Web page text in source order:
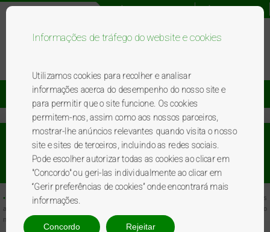
Informações de tráfego do website e cookies
Utilizamos cookies para recolher e analisar
informações acerca do desempenho do nosso site e
para permitir que o site funcione. Os cookies
permitem-nos, assim como aos nossos parceiros,
mostrar-lhe anúncios relevantes quando visita o nosso
site e sites de terceiros, incluindo as redes sociais.
Pode escolher autorizar todas as cookies ao clicar em
"Concordo" ou geri-las individualmente ao clicar em
“Gerir preferências de cookies” onde encontrará mais
informações.
Concordo Rejeitar
Acesso utilizador
Catálogo De Brindes
Como posso adquirir um cartão BP
premierplus?
• Para adquirir o seu cartão BP
e beneficiar de todas as suas vantagens
apentas tem de o solicitar num Posto de Abastecimento
. Ser-lhe-á entregue um cartão
no momento, sem qualquer custo e sem que tenha que dar os seus dados pessoais.